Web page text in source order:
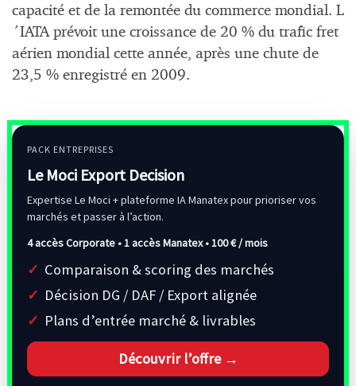
capacité et de la remontée du commerce mondial. L
´IATA prévoit une croissance de 20 % du trafic fret
aérien mondial cette année, après une chute de
23,5 % enregistré en 2009.
PACK ENTREPRISES
Le Moci Export Decision
Expertise Le Moci + plateforme IA Manatex pour prioriser vos
marchés et passer à l’action.
4 accès Corporate • 1 accès Manatex •100 € / mois
Comparaison & scoring des marchés
Décision DG / DAF / Export alignée
Plans d’entrée marché & livrables
Découvrir l’offre →